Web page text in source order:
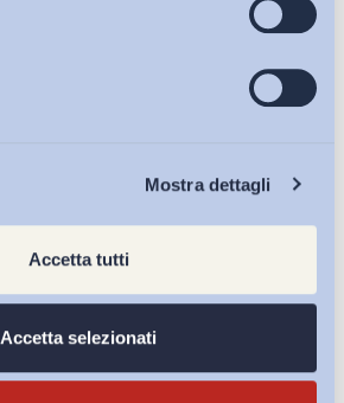
Mostra dettagli
Accetta tutti
Accetta selezionati